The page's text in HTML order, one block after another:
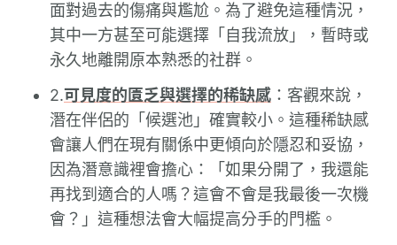
面對過去的傷痛與尷尬。為了避免這種情況，
其中一方甚至可能選擇「自我流放」，暫時或
永久地離開原本熟悉的社群。
2.可見度的匱乏與選擇的稀缺感 ：客觀來說，
潛在伴侶的「候選池」確實較小。這種稀缺感
會讓人們在現有關係中更傾向於隱忍和妥協，
因為潛意識裡會擔心：「如果分開了，我還能
再找到適合的人嗎？這會不會是我最後一次機
會？」這種想法會大幅提高分手的門檻。